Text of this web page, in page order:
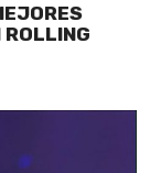
ROLLING